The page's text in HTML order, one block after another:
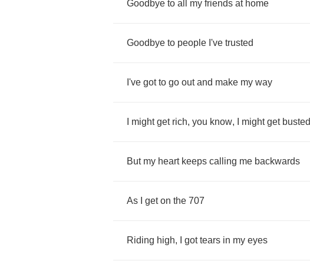
Goodbye to all my friends at home
Goodbye to people I've trusted
I've got to go out and make my way
might get rich, you know, might get busted
But my heart keeps calling me backwards
As get on the 707
Riding high, got tears in my eyes